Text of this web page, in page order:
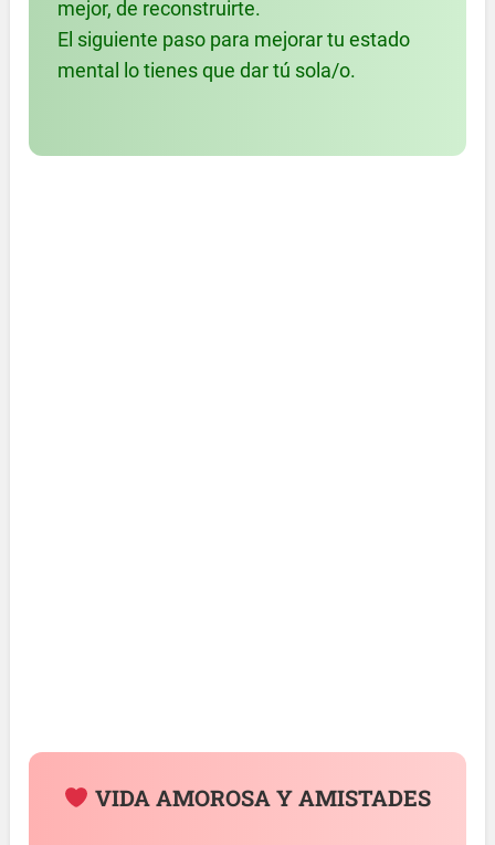
mejor, de reconstruirte.
El siguiente paso para mejorar tu estado
mental lo tienes que dar tú sola/o.
VIDA AMOROSA Y AMISTADES